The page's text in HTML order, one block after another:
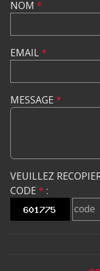
NOM *
EMAIL*
MESSAGE *
VEUILLEZ
CODE * :